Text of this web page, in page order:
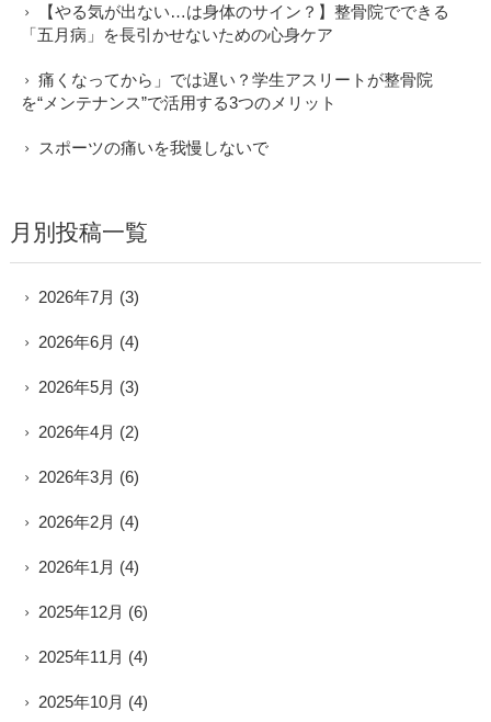
【やる気が出ない…は身体のサイン？】整骨院でできる
「五月病」を長引かせないための心身ケア
痛くなってから」では遅い？学生アスリートが整骨院
を“メンテナンス”で活用する3つのメリット
スポーツの痛いを我慢しないで
月別投稿一覧
2026年7月 (3)
2026年6月 (4)
2026年5月 (3)
2026年4月 (2)
2026年3月 (6)
2026年2月 (4)
2026年1月 (4)
2025年12月 (6)
2025年11月 (4)
2025年10月 (4)